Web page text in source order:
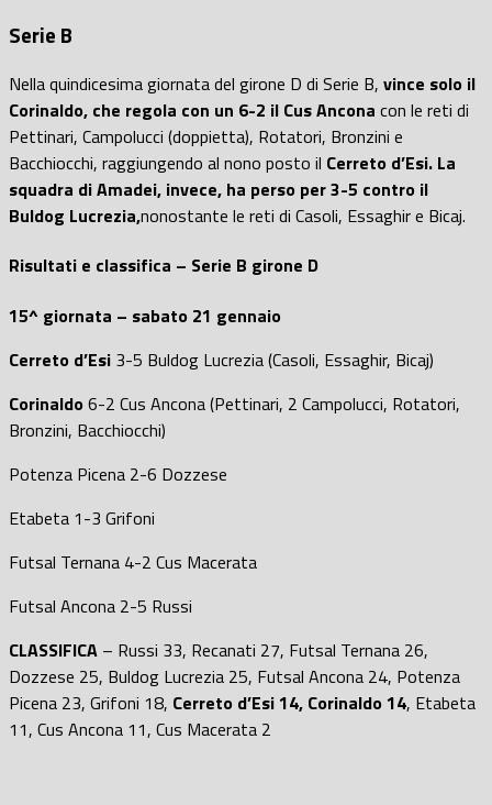
Serie B
Nella quindicesima giornata del girone D di Serie B, vince solo il
Corinaldo, che regola con un 6-2 il Cus Ancona con le reti di
Pettinari, Campolucci (doppietta), Rotatori, Bronzini e
Bacchiocchi, raggiungendo al nono posto il Cerreto d’Esi. La
squadra di Amadei, invece, ha perso per 3-5 contro il
Buldog Lucrezia,nonostante le reti di Casoli, Essaghir e Bicaj.
Risultati e classifica – Serie B girone D
15^ giornata – sabato 21 gennaio
Cerreto d’Esi 3-5 Buldog Lucrezia (Casoli, Essaghir, Bicaj)
Corinaldo6-2 Cus Ancona (Pettinari, 2 Campolucci, Rotatori,
Bronzini, Bacchiocchi)
Potenza Picena 2-6 Dozzese
Etabeta 1-3 Grifoni
Futsal Ternana 4-2 Cus Macerata
Futsal Ancona 2-5 Russi
CLASSIFICA – Russi 33, Recanati 27, Futsal Ternana 26,
Dozzese 25, Buldog Lucrezia 25, Futsal Ancona 24, Potenza
Picena 23, Grifoni 18, Cerreto d’Esi 14, Corinaldo 14, Etabeta
11, Cus Ancona 11, Cus Macerata 2